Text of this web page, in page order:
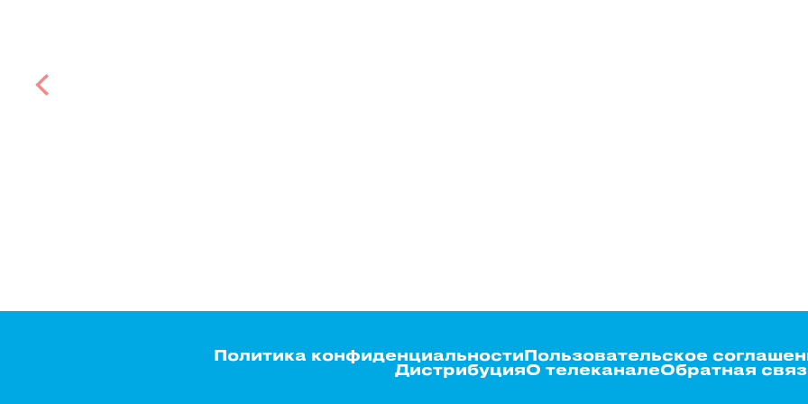
Политика конфиденциальностиПользовательское
ДистрибуцияО телеканалеОбратная